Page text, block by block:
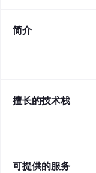
简介
擅长的技术栈
可提供的服务